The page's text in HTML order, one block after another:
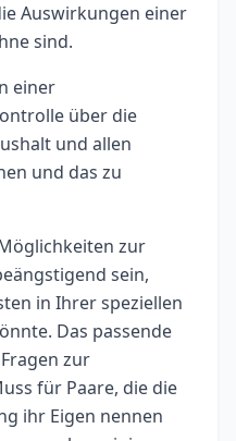
Auswirkungen einer
sind.
einer
über die
und allen
und das zu
zur
sein,
in Ihrer speziellen
Das passende
zur
für Paare, die die
ihr Eigen nennen